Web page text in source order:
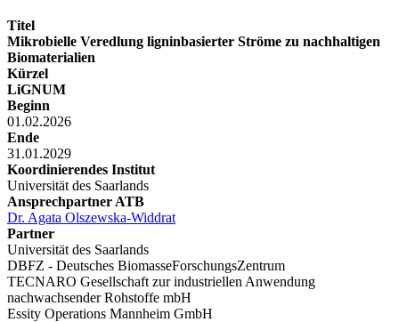
Titel
Mikrobielle Veredlung ligninbasierter Ströme zu nachhaltigen
Biomaterialien
Kürzel
LiGNUM
Beginn
01.02.2026
Ende
31.01.2029
Koordinierendes Institut
Universität des Saarlands
Ansprechpartner ATB
Dr. Agata Olszewska-Widdrat
Partner
Universität des Saarlands
DBFZ - Deutsches BiomasseForschungsZentrum
TECNARO Gesellschaft zur industriellen Anwendung
nachwachsender Rohstoffe mbH
Essity Operations Mannheim GmbH